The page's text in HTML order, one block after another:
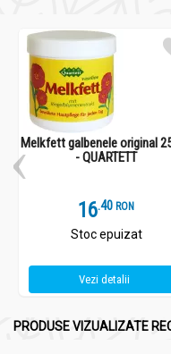
Aromatizările cu uleiuri
Sunt o metodă de
încăperilor, pentru
de microbi.
Cea mai simplă este
vasul cărora se pun 30-
volatil, după care vasul se
dispersia rapidă a
Se mai pot folosi
sau prin evaporare) care
incapere, care au efect
Melkfett galbenele original
- QUARTETT
16.4 RON
Stoc epuizat
Vezi detalii
PRODUSE VIZUALIZATE